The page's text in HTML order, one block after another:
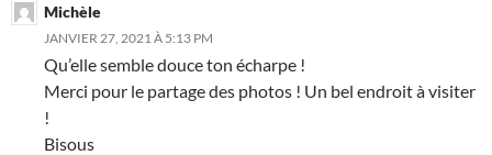
Michèle
JANVIER 27, 2021 À 5:13 PM
Qu’elle semble douce ton écharpe !
Merci pour le partage des photos ! Un bel endroit à visiter
!
Bisous